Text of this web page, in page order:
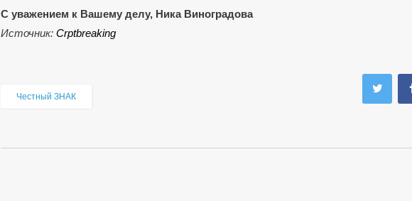
С уважением к Вашему делу, Ника Виноградова
Источник: Сrptbreaking
Честный ЗНАК